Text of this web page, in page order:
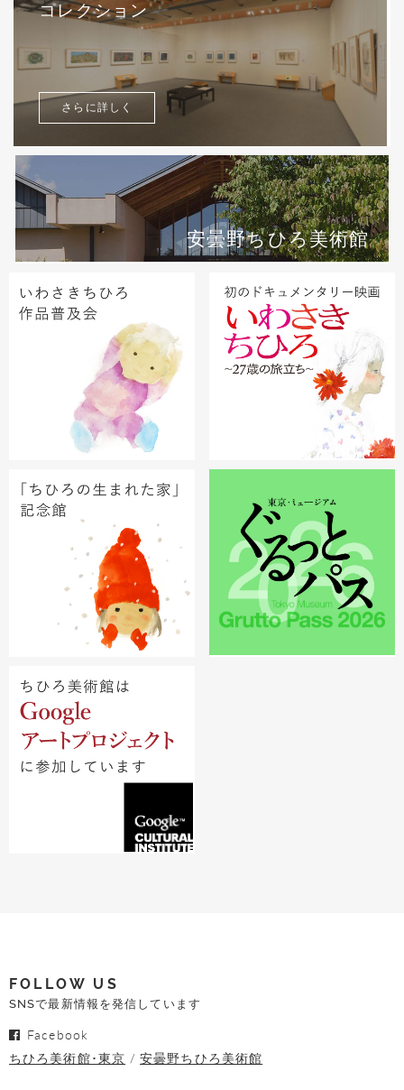
コレクション
さらに詳しく
安曇野ちひろ美術館
FOLLOW US
SNSで最新情報を発信しています
Facebook
ちひろ美術館･東京
安曇野ちひろ美術館